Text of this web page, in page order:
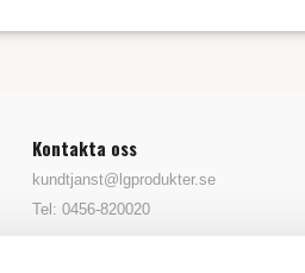
Kontakta oss
kundtjanst@lgprodukter.se
Tel: 0456-820020